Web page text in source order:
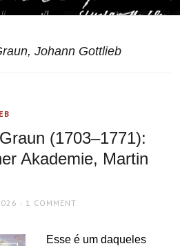
Johann Gottlieb
(1703–1771):
Akademie, Martin
1 COMMENT
Esse é um daqueles